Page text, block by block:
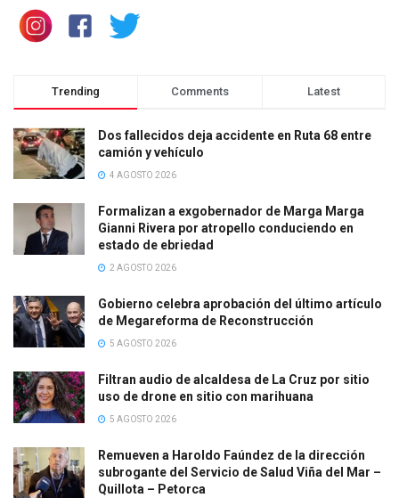
Trending Comments Latest
Dos fallecidos deja accidente en Ruta 68 entre
camión y vehículo
4 AGOSTO 2026
Formalizan a exgobernador de Marga Marga
Gianni Rivera por atropello conduciendo en
estado de ebriedad
2 AGOSTO 2026
Gobierno celebra aprobación del último artículo
de Megareforma de Reconstrucción
5 AGOSTO 2026
Filtran audio de alcaldesa de La Cruz por sitio
uso de drone en sitio con marihuana
5 AGOSTO 2026
Remueven a Haroldo Faúndez de la dirección
subrogante del Servicio de Salud Viña del Mar –
Quillota – Petorca